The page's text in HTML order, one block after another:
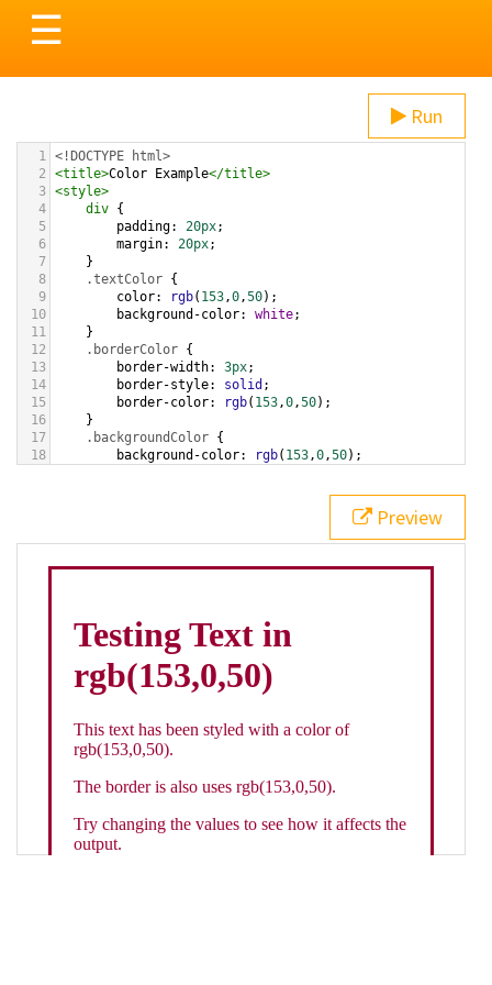
Toggle
navigation
☰
Run
1 <!DOCTYPE html>
2
<title>Color Example</title>
3 <style>
4
div {
5
padding: 20px;
6
margin: 20px;
7
}
8
.textColor {
9
color: rgb( 153,0,50);
10
background-color: white;
11
}
12
.borderColor {
13
border-width: 3px;
14
border-style: solid ;
15
border-color: rgb( 153,0,50);
16
}
17
.backgroundColor {
18
background-color: rgb( 153,0,50);
bottom ,
white, rgb(153,0,50));
div class="textColor borderColor"
< h1>Testing Text in rgb(153,0,50)
Preview